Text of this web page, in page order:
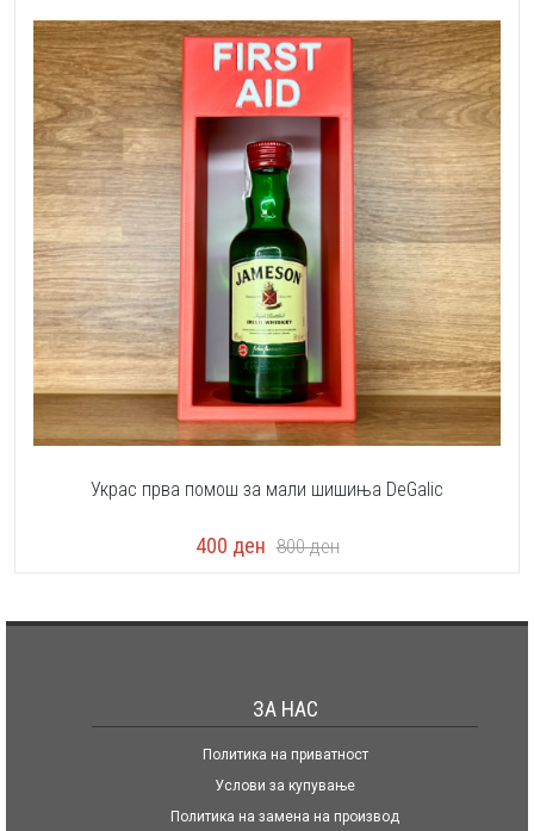
Украс прва помош за мали шишиња DeGalic
400 ден 800ден
ЗА НАС
Политика на приватност
Услови за купување
Политика на замена на производ